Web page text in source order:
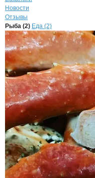
Новости
Отзывы
Продукция
Навигация по
Рыба (2) Еда (2)